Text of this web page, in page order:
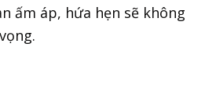
ấm áp, hứa hẹn sẽ không